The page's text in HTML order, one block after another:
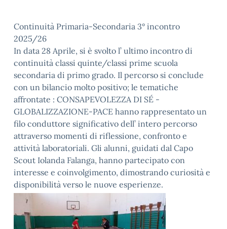
Continuità Primaria-Secondaria 3° incontro
2025/26
In data 28 Aprile, si è svolto l’ ultimo incontro di
continuità classi quinte/classi prime scuola
secondaria di primo grado. Il percorso si conclude
con un bilancio molto positivo; le tematiche
affrontate : CONSAPEVOLEZZA DI SÉ -
GLOBALIZZAZIONE-PACE hanno rappresentato un
filo conduttore significativo dell’ intero percorso
attraverso momenti di riflessione, confronto e
attività laboratoriali. Gli alunni, guidati dal Capo
Scout Iolanda Falanga, hanno partecipato con
interesse e coinvolgimento, dimostrando curiosità e
disponibilità verso le nuove esperienze.